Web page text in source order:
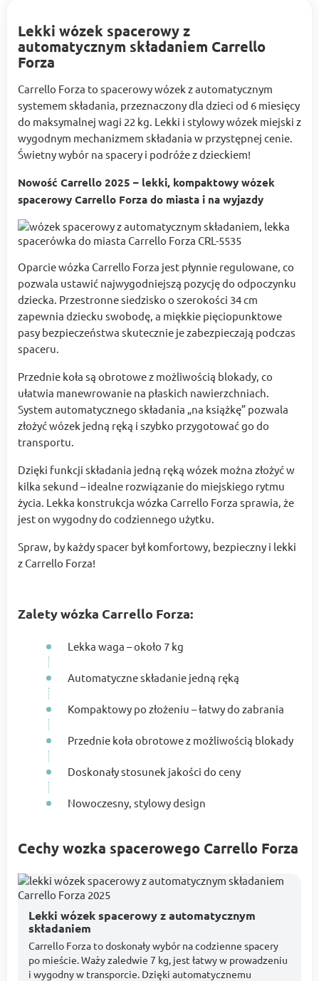
Lekki wózek spacerowy z
automatycznym składaniem Carrello
Forza
Carrello Forza to spacerowy wózek z automatycznym
systemem składania, przeznaczony dla dzieci od 6 miesięcy
do maksymalnej wagi 22 kg. Lekki i stylowy wózek miejski z
wygodnym mechanizmem składania w przystępnej cenie.
Świetny wybór na spacery i podróże z dzieckiem!
Nowość Carrello 2025 – lekki, kompaktowy wózek
spacerowy Carrello Forza do miasta i na wyjazdy
Oparcie wózka Carrello Forza jest płynnie regulowane, co
pozwala ustawić najwygodniejszą pozycję do odpoczynku
dziecka. Przestronne siedzisko o szerokości 34 cm
zapewnia dziecku swobodę, a miękkie pięciopunktowe
pasy bezpieczeństwa skutecznie je zabezpieczają podczas
spaceru.
Przednie koła są obrotowe z możliwością blokady, co
ułatwia manewrowanie na płaskich nawierzchniach.
System automatycznego składania „na książkę” pozwala
złożyć wózek jedną ręką i szybko przygotować go do
transportu.
Dzięki funkcji składania jedną ręką wózek można złożyć w
kilka sekund – idealne rozwiązanie do miejskiego rytmu
życia. Lekka konstrukcja wózka Carrello Forza sprawia, że
jest on wygodny do codziennego użytku.
Spraw, by każdy spacer był komfortowy, bezpieczny i lekki
z Carrello Forza!
Zalety wózka Carrello Forza:
Lekka waga – około 7 kg
Automatyczne składanie jedną ręką
Kompaktowy po złożeniu – łatwy do zabrania
Przednie koła obrotowe z możliwością blokady
Doskonały stosunek jakości do ceny
Nowoczesny, stylowy design
Cechy wozka spacerowego Carrello Forza
Lekki wózek spacerowy z automatycznym
składaniem
Carrello Forza to doskonały wybór na codzienne spacery
po mieście. Waży zaledwie 7 kg, jest łatwy w prowadzeniu
i wygodny w transporcie. Dzięki automatycznemu